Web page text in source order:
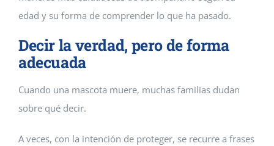
edad y su forma de comprender lo que ha pasado.
Decir la verdad, pero de forma
adecuada
Cuando una mascota muere, muchas familias dudan
sobre qué decir.
A veces, con la intención de proteger, se recurre a frases